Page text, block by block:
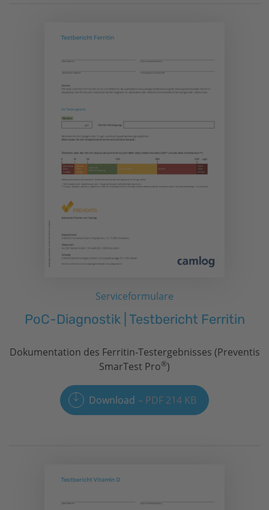
Serviceformulare
PoC-Diagnostik | Testbericht Ferritin
Dokumentation des Ferritin‑Testergebnisses (Preventis
SmarTest Pro®)
Download PDF 214 KB